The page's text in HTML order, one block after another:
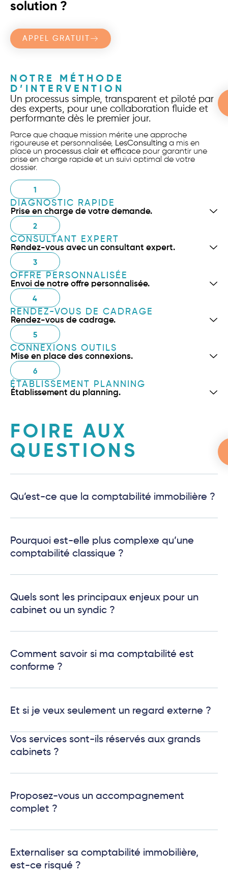
solution ?
APPEL GRATUIT
NOTRE MÉTHODE
D’INTERVENTION
Un processus simple, transparent et piloté par
des experts, pour une collaboration fluide et
performante dès le premier jour.
Parce que chaque mission mérite une approche
rigoureuse et personnalisée, LesConsulting a mis en
place un processus clair et efficace pour garantir une
prise en charge rapide et un suivi optimal de votre
dossier.
1
DIAGNOSTIC RAPIDE
Prise en charge de votre demande.
2
CONSULTANT EXPERT
Rendez-vous avec un consultant expert.
3
OFFRE PERSONNALISÉE
Envoi de notre offre personnalisée.
4
RENDEZ-VOUS DE CADRAGE
Rendez-vous de cadrage.
5
CONNEXIONS OUTILS
Mise en place des connexions.
6
ÉTABLISSEMENT PLANNING
Établissement du planning.
FOIRE AUX
QUESTIONS
Qu’est-ce que la comptabilité immobilière ?
Pourquoi est-elle plus complexe qu’une
comptabilité classique ?
Quels sont les principaux enjeux pour un
cabinet ou un syndic ?
Comment savoir si ma comptabilité est
conforme ?
Et si je veux seulement un regard externe ?
Vos services sont-ils réservés aux grands
cabinets ?
Proposez-vous un accompagnement
complet ?
Externaliser sa comptabilité immobilière,
est-ce risqué ?